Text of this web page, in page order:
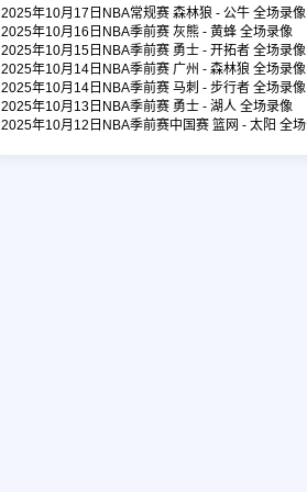
2025年10月17日NBA常规赛 森林狼 - 公牛 全场录像
2025年10月16日NBA季前赛 灰熊 - 黄蜂 全场录像
2025年10月15日NBA季前赛 勇士 - 开拓者 全场录像
2025年10月14日NBA季前赛 广州 - 森林狼 全场录像
2025年10月14日NBA季前赛 马刺 - 步行者 全场录像
2025年10月13日NBA季前赛 勇士 - 湖人 全场录像
2025年10月12日NBA季前赛中国赛 篮网 - 太阳 全